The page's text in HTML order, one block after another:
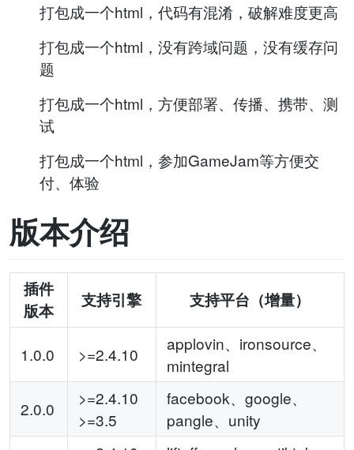
打包成一个html，代码有混淆，破解难度更高
打包成一个html，没有跨域问题，没有缓存问
题
打包成一个html，方便部署、传播、携带、测
试
打包成一个html，参加GameJam等方便交
付、体验
版本介绍
插件
版本
支持引擎 支持平台（增量）
1.0.0 >=2.4.10
applovin、ironsource、
mintegral
2.0.0
>=2.4.10
>=3.5
facebook、google、
pangle、unity